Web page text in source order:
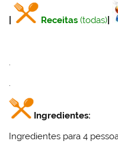
Receitas (todas)
.
.
Ingredientes:
Ingredientes para 4